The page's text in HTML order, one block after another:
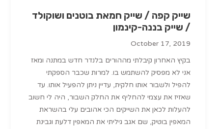
שייק קפה / שייק חמאת בוטנים ושוקולד
/ שייק בננה-קינמון
October 17, 2019
בקיץ האחרון קיבלתי מההורים בלנדר חדש במתנה ומאז
אני לא מפסיק להשתמש בו. למרות שכבר הספקתי
להפיל ולשבור אותו חלקית, עדיין ניתן להפעיל אותו. עד
שאזיז את עצמי להחליף את החלק השבור, היה לי חשוב
להעלות לכאן את השייקים הכי אהובים עלי בהשראת
המאפין בוטיק, שם אגב גיליתי את המאפין דלעת וגבינת